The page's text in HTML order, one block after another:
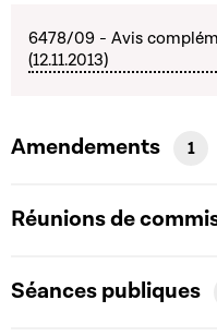
6478/09 - Avis
(12.11.2013)
Amendements 1
Réunions de
Séances publiques